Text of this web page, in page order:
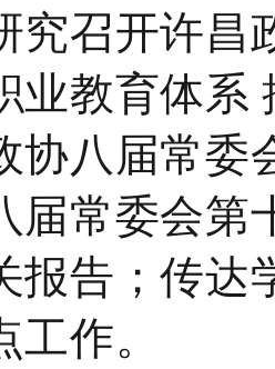
究召开许昌
业教育体系
协八届常委
届常委会第
报告；传达
作。